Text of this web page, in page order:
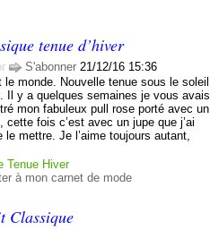
tenue d’hiver
S'abonner 21/12/16 15:36
le monde. Nouvelle tenue sous le soleil
Il y a quelques semaines je vous avais
mon fabuleux pull rose porté avec un
cette fois c’est avec un jupe que j’ai
le mettre. Je l’aime toujours autant,
Tenue Hiver
à mon carnet de mode
Classique